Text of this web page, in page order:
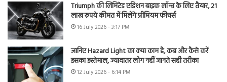
Triumph की लिमिटेड एडिशन बाइक लॉन्च के लिए तैयार, 21
लाख रुपये कीमत में मिलेंगे प्रीमियम फीचर्स
16 July 2026 - 3:17 PM
जानिए Hazard Light का क्या काम है, कब और कैसे करें
इसका इस्तेमाल, ज्यादातर लोग नहीं जानते सही तरीका
12 July 2026 - 6:14 PM